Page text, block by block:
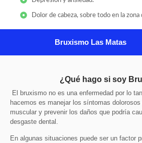
Dolor de cabeza, sobre todo en la zona
Bruxismo Las Matas
¿Qué hago si soy
El bruxismo no es una enfermedad por lo
hacemos es manejar los síntomas
muscular y prevenir los daños que podría
desgaste dental.
En algunas situaciones puede ser un factor